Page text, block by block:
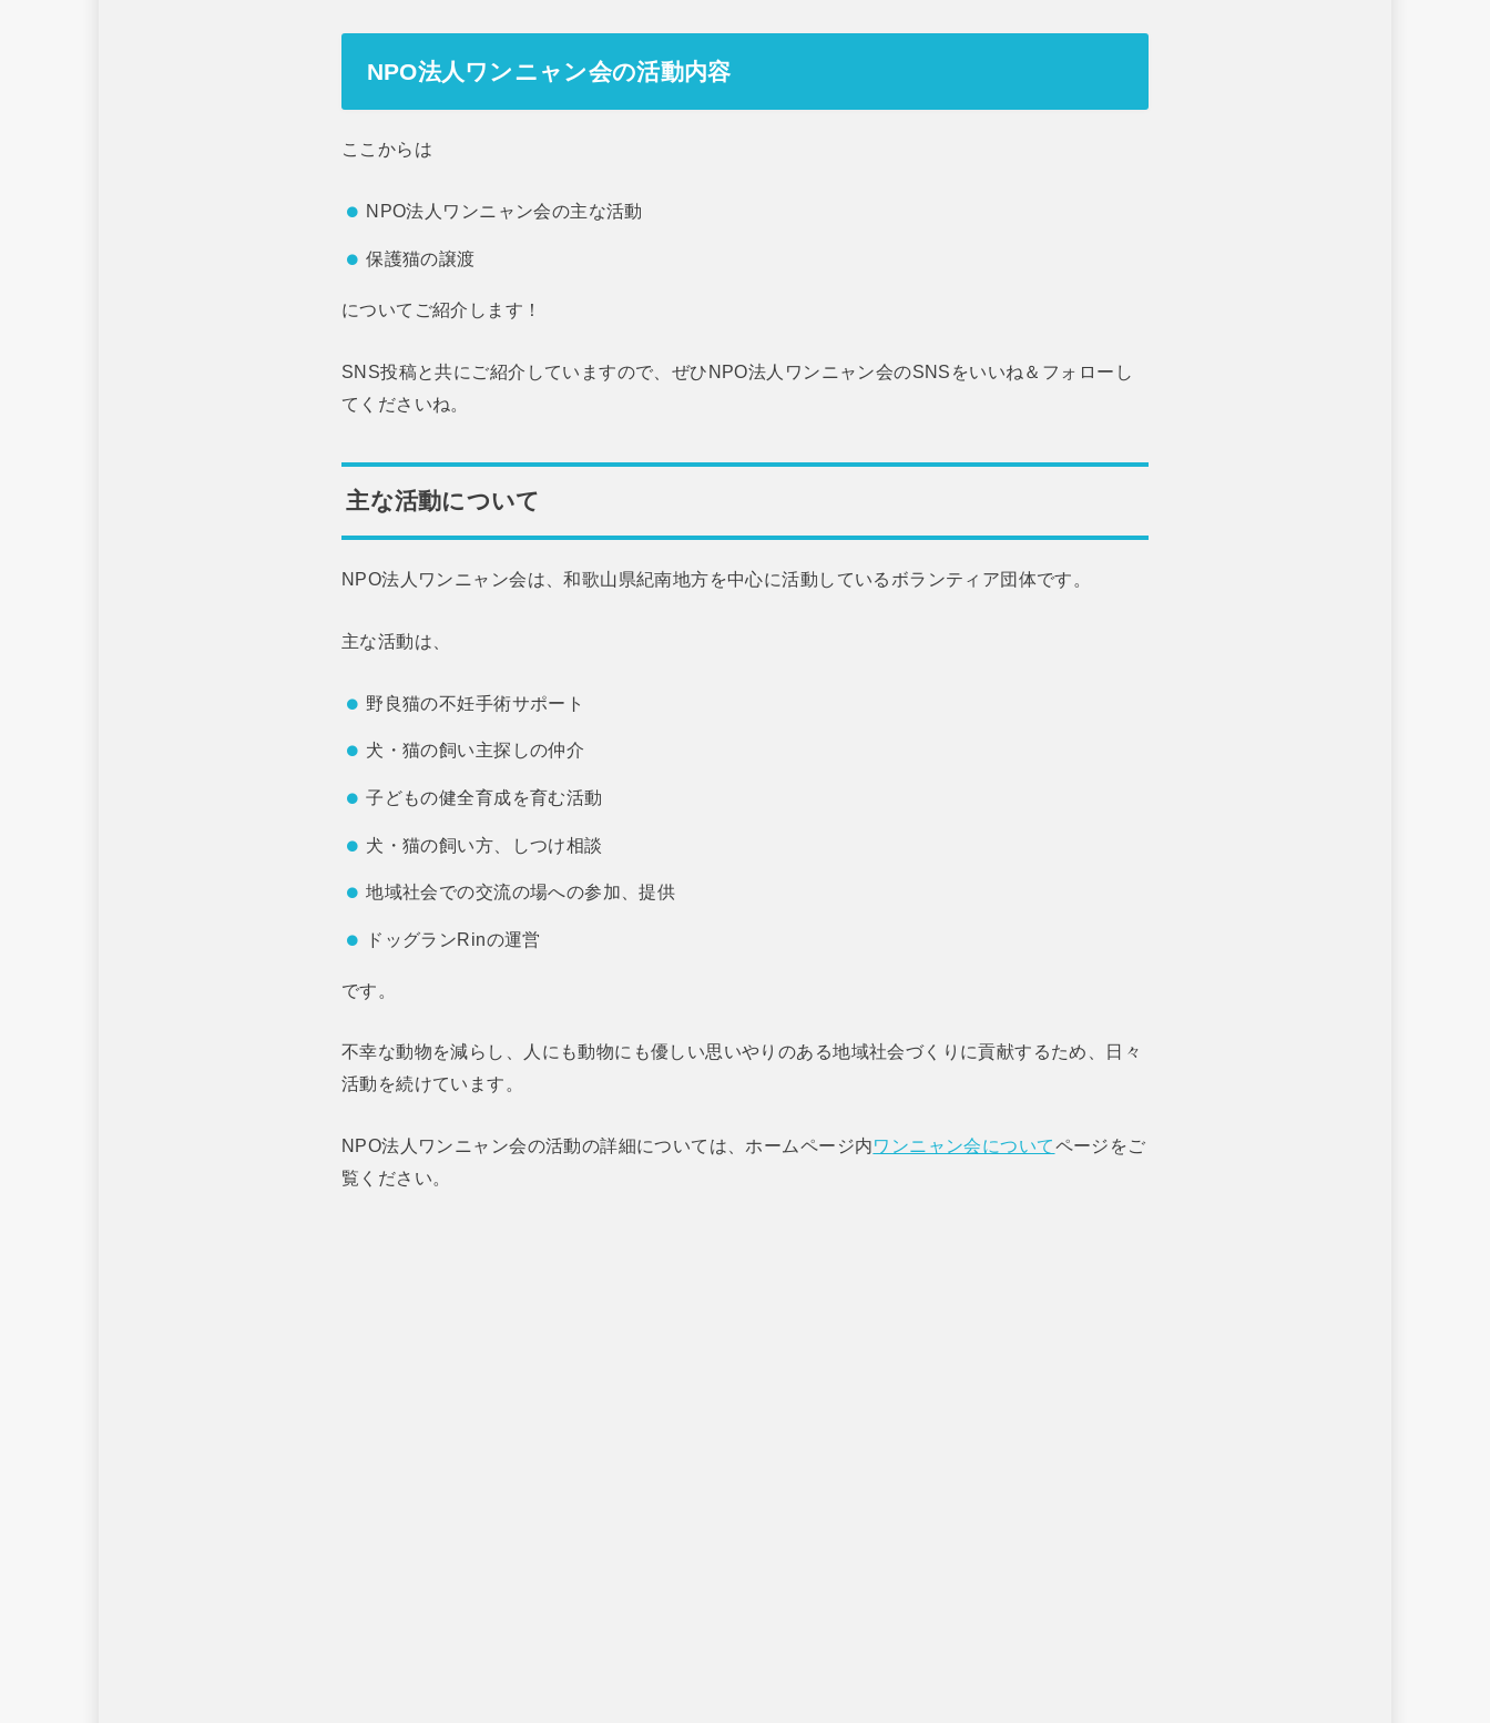
NPO法人ワンニャン会の活動内容
ここからは
NPO法人ワンニャン会の主な活動
保護猫の譲渡
についてご紹介します！
SNS投稿と共にご紹介していますので、ぜひNPO法人ワンニャン会のSNSをいいね＆フォローし
てくださいね。
主な活動について
NPO法人ワンニャン会は、和歌山県紀南地方を中心に活動しているボランティア団体です。
主な活動は、
野良猫の不妊手術サポート
犬・猫の飼い主探しの仲介
子どもの健全育成を育む活動
犬・猫の飼い方、しつけ相談
地域社会での交流の場への参加、提供
ドッグランRinの運営
です。
不幸な動物を減らし、人にも動物にも優しい思いやりのある地域社会づくりに貢献するため、日々
活動を続けています。
NPO法人ワンニャン会の活動の詳細については、ホームページ内ワンニャン会についてページをご
覧ください。